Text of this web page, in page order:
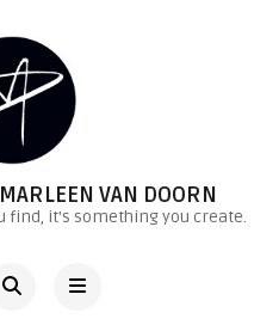
VAN DOORN
find, it's something you create.